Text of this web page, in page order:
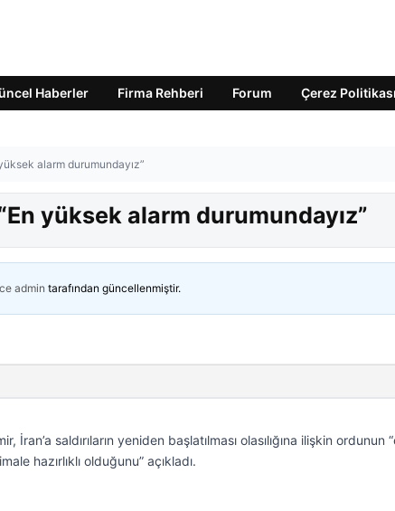
Haberler Firma Rehberi Forum Çerez Politikası
alarm durumundayız”
yüksek alarm durumundayız”
admin tarafından güncellenmiştir.
İran’a saldırıların yeniden başlatılması olasılığına ilişkin ordunun
hazırlıklı olduğunu” açıkladı.